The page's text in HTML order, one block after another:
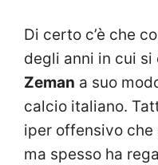
Di certo c’è che
degli anni in cui si
Zeman a suo
calcio italiano.
iper offensivo
ma spesso ha